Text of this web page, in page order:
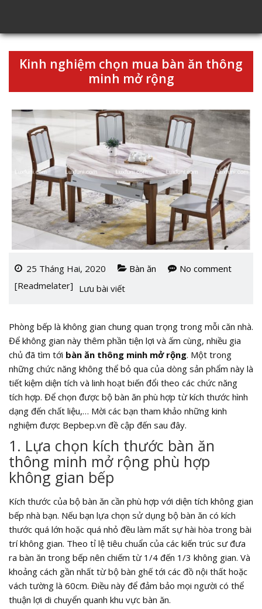
Kinh nghiệm chọn mua bàn ăn thông
minh mở rộng
25 Tháng Hai, 2020 Bàn ăn
No comment
[Readmelater] Lưu bài viết
Phòng bếp là không gian chung quan trọng trong mỗi căn nhà.
Để không gian này thêm phần tiện lợi và ấm cùng, nhiều gia
chủ đã tìm tới bàn ăn thông minh mở rộng. Một trong
những chức năng không thể bỏ qua của dòng sản phẩm này là
tiết kiệm diện tích và linh hoạt biến đổi theo các chức năng
tích hợp. Để chọn được bộ bàn ăn phù hợp từ kích thước hình
dạng đến chất liệu,… Mời các bạn tham khảo những kinh
nghiệm được Bepbep.vn đề cập đến sau đây.
1. Lựa chọn kích thước bàn ăn
thông minh mở rộng phù hợp
không gian bếp
Kích thước của bộ bàn ăn cần phù hợp với diện tích không gian
bếp nhà bạn. Nếu bạn lựa chọn sử dụng bộ bàn ăn có kích
thước quá lớn hoặc quá nhỏ đều làm mất sự hài hòa trong bài
trí không gian. Theo tỉ lệ tiêu chuẩn của các kiến trúc sư đưa
ra bàn ăn trong bếp nên chiếm từ 1/4 đến 1/3 không gian. Và
khoảng cách gần nhất từ bộ bàn ghế tới các đồ nội thất hoặc
vách tường là 60cm. Điều này để đảm bảo mọi người có thể
thuận lợi di chuyển quanh khu vực bàn ăn.